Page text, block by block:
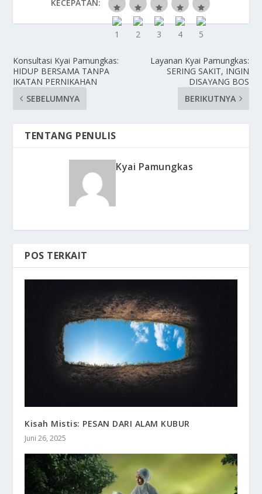
KECEPATAN:
Konsultasi Kyai Pamungkas:
HIDUP BERSAMA TANPA
IKATAN PERNIKAHAN
SEBELUMNYA
Layanan Kyai Pamungkas:
SERING SAKIT, INGIN
DISAYANG BOS
BERIKUTNYA
TENTANG PENULIS
Kyai Pamungkas
POS TERKAIT
Kisah Mistis: PESAN DARI ALAM KUBUR
Juni 26, 2025